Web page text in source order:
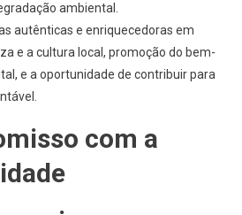
ambiental.
autênticas e enriquecedoras em
e a cultura local, promoção do bem-
e a oportunidade de contribuir para
com a